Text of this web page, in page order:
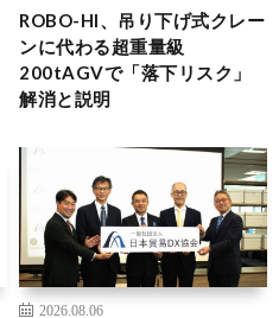
ROBO-HI、吊り下げ式クレー
ンに代わる超重量級
200tAGVで「落下リスク」
解消と説明
2026.08.06